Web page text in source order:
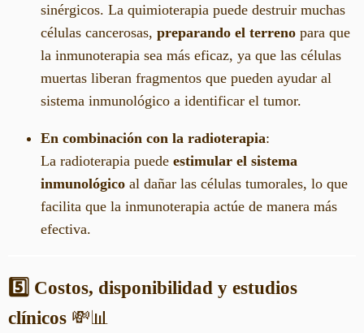
sinérgicos. La quimioterapia puede destruir muchas
células cancerosas, preparando el terreno para que
la inmunoterapia sea más eficaz, ya que las células
muertas liberan fragmentos que pueden ayudar al
sistema inmunológico a identificar el tumor.
En combinación con la radioterapia:
La radioterapia puede estimular el sistema
inmunológico al dañar las células tumorales, lo que
facilita que la inmunoterapia actúe de manera más
efectiva.
5️⃣ Costos, disponibilidad y estudios
clínicos 💸📊